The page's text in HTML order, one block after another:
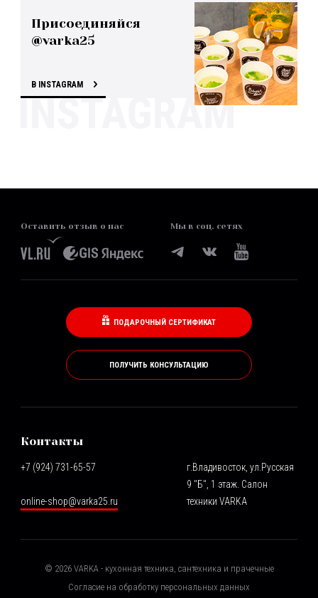
Присоединяйся
@varka25
В INSTAGRAM
Оставить отзыв о нас Мы в соц. сетях
ПОДАРОЧНЫЙ СЕРТИФИКАТ
ПОЛУЧИТЬ КОНСУЛЬТАЦИЮ
Контакты
+7 (924) 731-65-57
online-shop@varka25.ru
г.Владивосток, ул.Русская
9 "Б", 1 этаж. Салон
техники VARKA
© 2026VARKA - кухонная техника, сантехника и прачечные
Согласие на обработку персональных данных